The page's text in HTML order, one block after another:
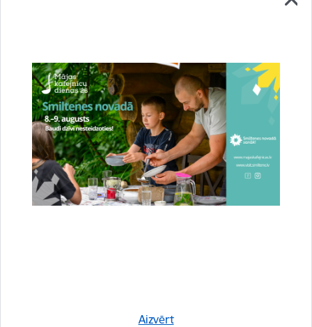
Aizvērt
Drukāt lapu
Dalīties